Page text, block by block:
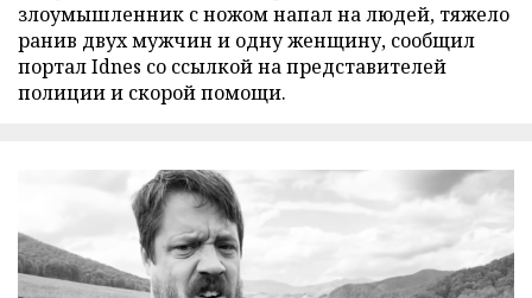
злоумышленник с ножом напал на людей, тяжело
ранив двух мужчин и одну женщину, сообщил
портал Idnes со ссылкой на представителей
полиции и скорой помощи.